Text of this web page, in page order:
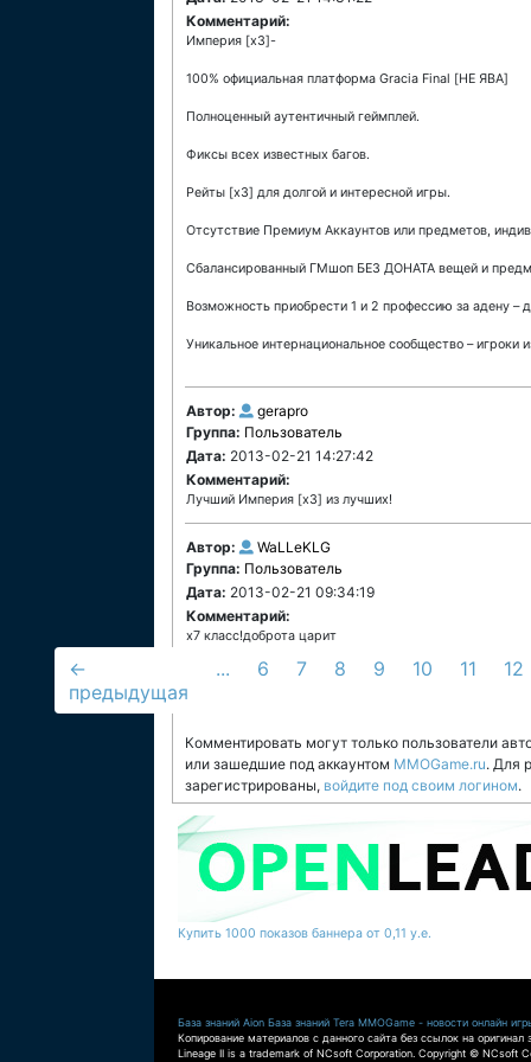
Комментарий:
Империя [x3]-
100% официальная платформа Gracia Final [НЕ ЯВА]
Полноценный аутентичный геймплей.
Фиксы всех известных багов.
Рейты [x3] для долгой и интересной игры.
Отсутствие Премиум Аккаунтов или предметов,
Сбалансированный ГМшоп БЕЗ ДОНАТА вещей и
Возможность приобрести 1 и 2 профессию за адену –
Уникальное интернациональное сообщество – игроки
Автор:
gerapro
Группа: Пользователь
Дата: 2013-02-21 14:27:42
Комментарий:
Лучший Империя [x3] из лучших!
Автор:
WaLLeKLG
Группа: Пользователь
Дата: 2013-02-21 09:34:19
Комментарий:
x7 класс!доброта царит
←
предыдущая
... 6 7 8 9 10 11 12
Комментировать могут только пользователи
или зашедшие под аккаунтом MMOGame.ru. Для
зарегистрированы, войдите под своим логином.
Купить 1000 показов баннера от 0,11 у.е.
База знаний Aion База знаний Tera MMOGame - новости онлайн
Копирование материалов с данного сайта без ссылок на оригинал
Lineage II is a trademark of NCsoft Corporation. Copyright © NCsoft